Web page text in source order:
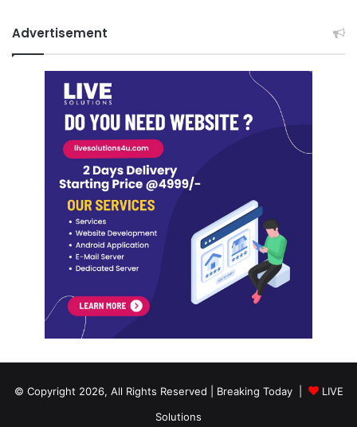
Advertisement
© Copyright 2026, All Rights Reserved | Breaking Today |
LIVE
Solutions